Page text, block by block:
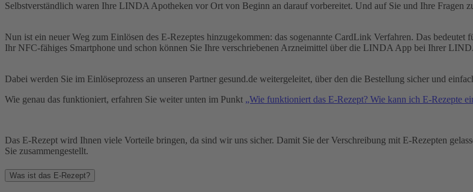
Selbstverständlich waren Ihre LINDA Apotheken vor Ort von Beginn an darauf vorbereitet. Und auf Sie und Ihre Fragen
Nun ist ein neuer Weg zum Einlösen des E-Rezeptes hinzugekommen: das sogenannte CardLink Verfahren. Das
Ihr NFC-fähiges Smartphone und schon können Sie Ihre verschriebenen Arzneimittel über die LINDA App bei Ihrer
Dabei werden Sie im Einlöseprozess an unseren Partner gesund.de weitergeleitet, über den die Bestellung sicher und
Wie genau das funktioniert, erfahren Sie weiter unten im Punkt „Wie funktioniert das E-Rezept? Wie kann ich E-Rezepte
Das E-Rezept wird Ihnen viele Vorteile bringen, da sind wir uns sicher. Damit Sie der Verschreibung mit E-Rezepten
Sie zusammengestellt.
Was ist das E-Rezept?